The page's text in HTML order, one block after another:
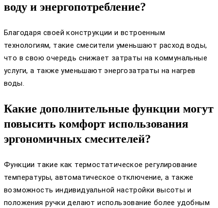
воду и энергопотребление?
Благодаря своей конструкции и встроенным
технологиям, такие смесители уменьшают расход воды,
что в свою очередь снижает затраты на коммунальные
услуги, а также уменьшают энергозатраты на нагрев
воды.
Какие дополнительные функции могут
повысить комфорт использования
эргономичных смесителей?
Функции такие как термостатическое регулирование
температуры, автоматическое отключение, а также
возможность индивидуальной настройки высоты и
положения ручки делают использование более удобным